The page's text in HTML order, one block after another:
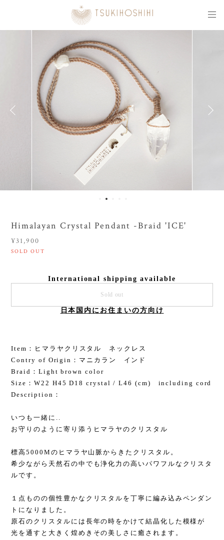
Himalayan Crystal Pendant -Braid 'ICE'
¥31,900
SOLD OUT
International shipping available
Sold out
日本国内にお住まいの方向け
Item：ヒマラヤクリスタル ネックレス
Contry of Origin：マニカラン インド
Braid：Light brown color
Size：W22 H45 D18 crystal / L46 (cm) including cord
Description：
いつも一緒に..
お守りのように寄り添うヒマラヤのクリスタル
標高5000Mのヒマラヤ山脈からきたクリスタル。
希少ながら天然石の中でも浄化力の高いパワフルなクリスタ
ルです。
１点ものの個性豊かなクリスタルを丁寧に編み込みペンダン
トになりました。
原石のクリスタルには長年の時をかけて結晶化した模様が
光を通すと大きく煌めきその美しさに癒されます。